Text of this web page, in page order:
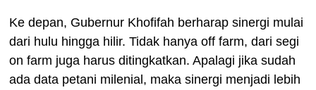
Ke depan, Gubernur Khofifah berharap sinergi mulai
dari hulu hingga hilir.Tidak hanya off farm, dari segi
on farm juga harus ditingkatkan.Apalagi jika sudah
ada data petani milenial, maka sinergi menjadi lebih